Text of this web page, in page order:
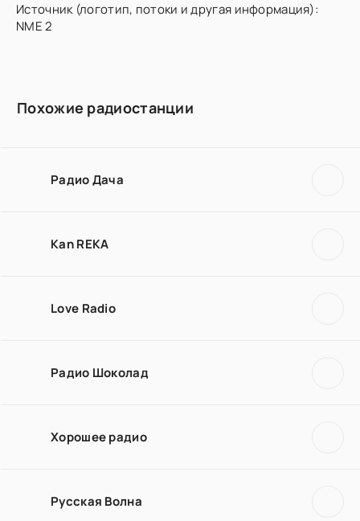
Источник (логотип, потоки и другая информация):
NME 2
Похожие радиостанции
Радио Дача
Kan REKA
Love Radio
Радио Шоколад
Хорошее радио
Русская Волна